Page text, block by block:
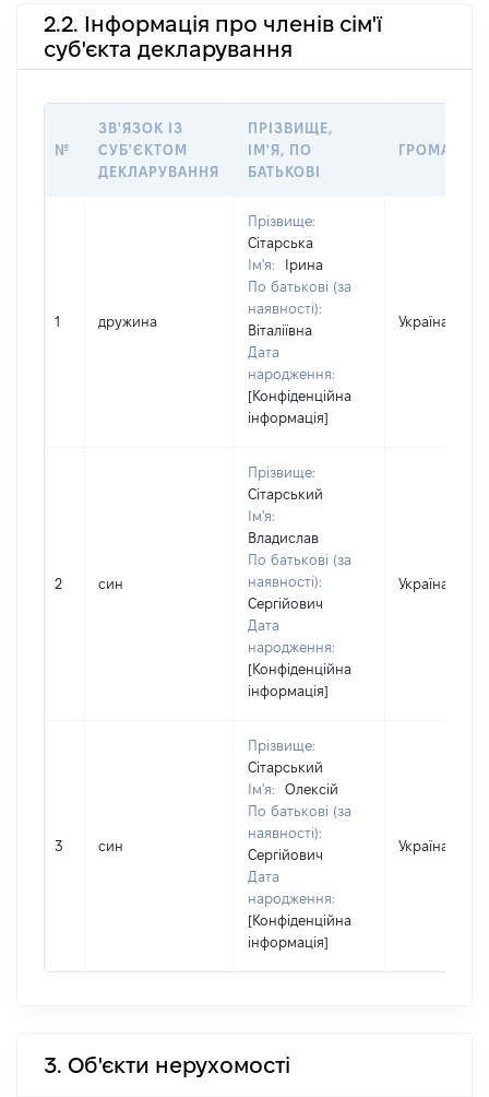
2.2. Інформація про членів сім'ї
суб'єкта декларування
№
ЗВ'ЯЗОК ІЗ
СУБ'ЄКТОМ
ДЕКЛАРУВАННЯ
ПРІЗВИЩЕ,
ІМ'Я, ПО
БАТЬКОВІ
1 дружина
Прізвище:
Сітарська
Ім'я:
Ірина
По батькові (за
наявності):
Віталіївна
Дата
народження:
[Конфіденційна
інформація]
Україна
2 син
Прізвище:
Сітарський
Ім'я:
Владислав
По батькові (за
наявності):
Сергійович
Дата
народження:
[Конфіденційна
інформація]
Україна
3 син
Прізвище:
Сітарський
Ім'я:
Олексій
По батькові (за
наявності):
Сергійович
Дата
народження:
[Конфіденційна
інформація]
Україна
3. Об'єкти нерухомості